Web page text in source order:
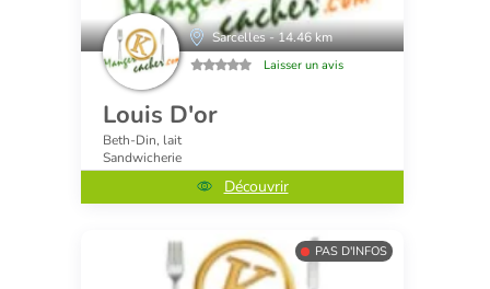
Sarcelles - 14.46 km
Laisser un avis
Louis D'or
Beth-Din, lait
Sandwicherie
Découvrir
PAS D'INFOS